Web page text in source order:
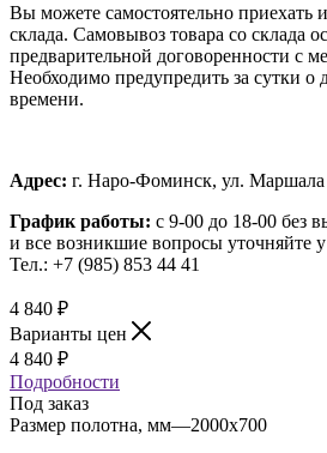
Вы можете самостоятельно приехать
склада. Самовывоз товара со склада
предварительной договоренности с
Необходимо предупредить за сутки о
времени.
Адрес: г. Наро-Фоминск, ул.
График работы: с 9-00 до 18-00 без
и все возникшие вопросы уточняйте
Тел.: +7 (985) 853 44 41
4 840 ₽
Варианты цен
4 840 ₽
Подробности
Под заказ
Размер полотна, мм—2000x700